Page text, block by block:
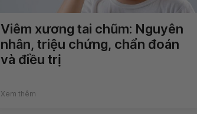
Viêm xương tai chũm: Nguyên
nhân, triệu chứng, chẩn đoán
và điều trị
Xem thêm